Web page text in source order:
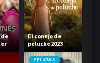
de
El conejo de
peluche 2023
PELICULA